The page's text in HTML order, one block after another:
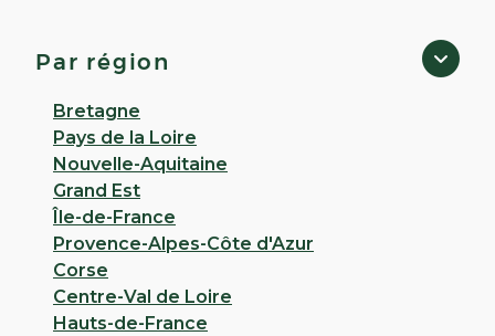
Fermé· Ouvre à 14:00
23 RUE DU COMMERCE 22190 Plerin
Appeler
PLUS D'INFO
CHOISIR CETTE PHARMACIE
Par région
Bretagne
Pays de la Loire
Nouvelle-Aquitaine
Grand Est
Île-de-France
Provence-Alpes-Côte d'Azur
Corse
Centre-Val de Loire
Hauts-de-France